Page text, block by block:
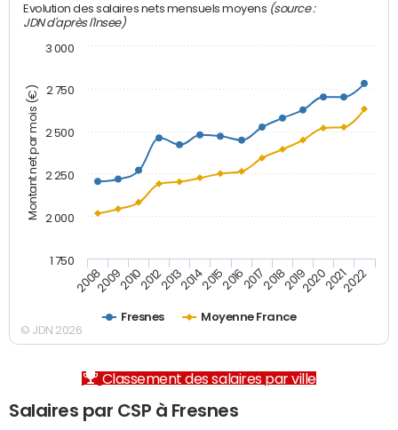
Montant net par mois (€)
Evolution des salaires nets mensuels moyens (source :
JDN d'après l'Insee)
Fresnes Moyenne France
20082009201020122013201420152016201720182019202020212022
1 750
2 000
2 250
2 500
2 750
3 000
© JDN 2026
Classement des salaires par ville
Salaires par CSP à Fresnes